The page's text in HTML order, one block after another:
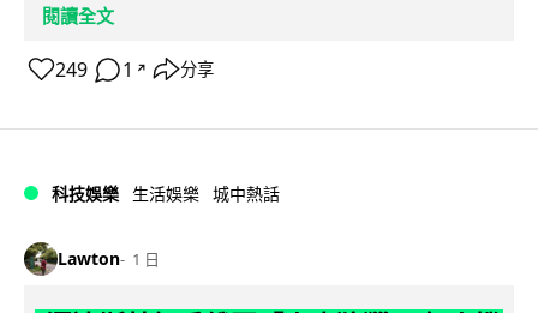
閱讀全文
249 1 ↗ 分享
科技娛樂 生活娛樂 城中熱話
Lawton 1 日